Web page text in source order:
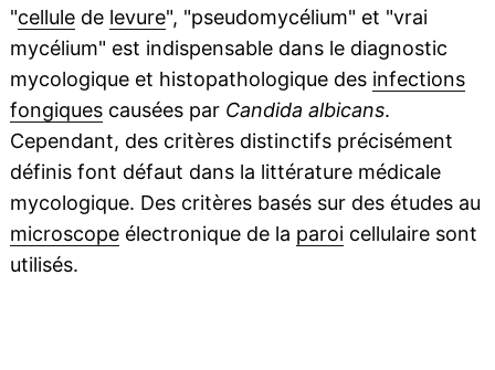
"cellulede levure", "pseudomycélium" et "vrai
mycélium" est indispensable dans le diagnostic
mycologique et histopathologique des infections
fongiquescausées par Candida albicans.
Cependant, des critères distinctifs précisément
définis font défaut dans la littérature médicale
mycologique. Des critères basés sur des études au
microscopeélectronique de la paroicellulaire sont
utilisés.